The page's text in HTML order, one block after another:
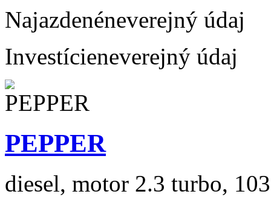
Najazdenéneverejný údaj
Investícieneverejný údaj
PEPPER
diesel, motor 2.3 turbo,